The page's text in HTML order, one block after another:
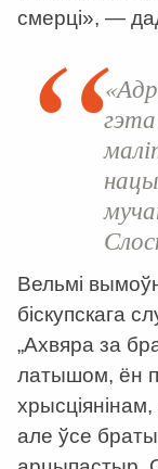
смерці», —
Вельмі
біскупскага
„Ахвяра за
латышом, ён
хрысціянінам,
але ўсе